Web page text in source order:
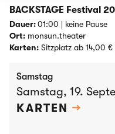
BACKSTAGE Festival
Dauer:01:00 | keine Pause
Ort: monsun.theater
Karten: Sitzplatz ab 14,00
Samstag
Samstag, 19.
KARTEN →